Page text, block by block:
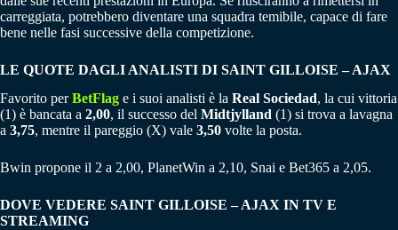
carreggiata, potrebbero diventare una squadra temibile, capace di fare
bene nelle fasi successive della competizione.
LE QUOTE DAGLI ANALISTI DI SAINT GILLOISE – AJAX
Favorito perBetFlag e i suoi analisti è la Real Sociedad, la cui vittoria
(1) è bancata a 2,00, il successo del Midtjylland (1) si trova a lavagna
a 3,75, mentre il pareggio (X) vale 3,50 volte la posta.
Bwin propone il 2 a 2,00, PlanetWin a 2,10, Snai e Bet365 a 2,05.
DOVE VEDERE SAINT GILLOISE – AJAX IN TV E
STREAMING